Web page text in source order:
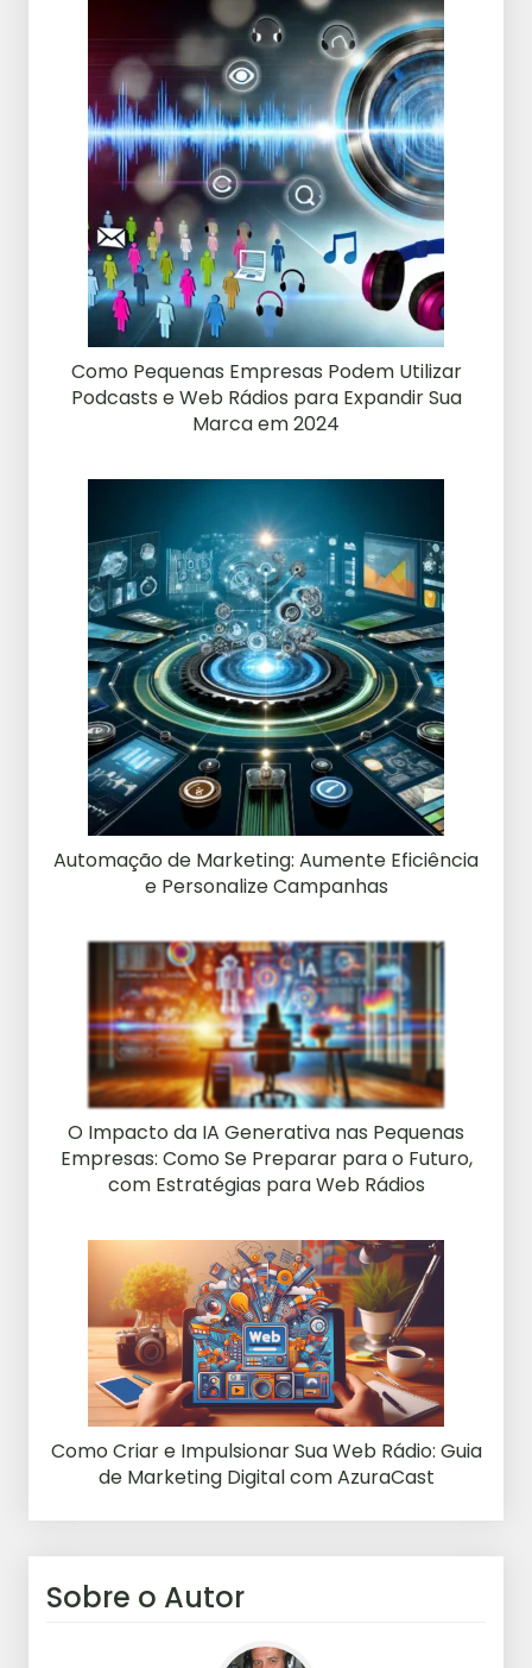
Como Pequenas Empresas Podem Utilizar
Podcasts e Web Rádios para Expandir Sua
Marca em 2024
Automação de Marketing: Aumente Eficiência
e Personalize Campanhas
O Impacto da IA Generativa nas Pequenas
Empresas: Como Se Preparar para o Futuro,
com Estratégias para Web Rádios
Como Criar e Impulsionar Sua Web Rádio: Guia
de Marketing Digital com AzuraCast
Sobre o Autor